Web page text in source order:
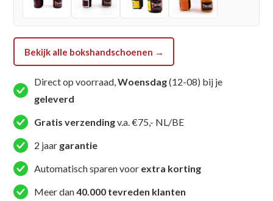
aantal
Bekijk alle bokshandschoenen →
Direct op voorraad,Woensdag(12-08) bij je
geleverd
Gratis verzendingv.a. €75,- NL/BE
2 jaar garantie
Automatisch sparen voor extra korting
Meer dan40.000 tevreden klanten